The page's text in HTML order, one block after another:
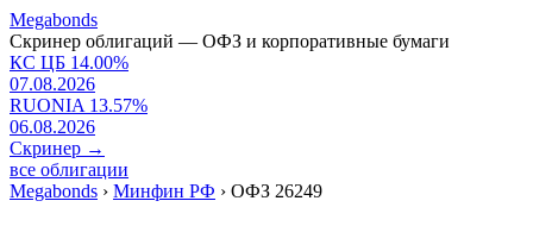
Megabonds
Скринер облигаций — ОФЗ и корпоративные бумаги
КС ЦБ 14.00%
07.08.2026
RUONIA 13.57%
06.08.2026
Скринер →
все облигации
Megabonds › Минфин РФ › ОФЗ 26249